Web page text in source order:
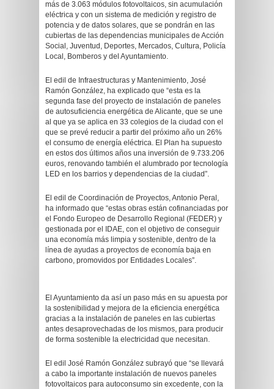
más de 3.063 módulos fotovoltaicos, sin acumulación
eléctrica y con un sistema de medición y registro de
potencia y de datos solares, que se pondrán en las
cubiertas de las dependencias municipales de Acción
Social, Juventud, Deportes, Mercados, Cultura, Policía
Local, Bomberos y del Ayuntamiento.
El edil de Infraestructuras y Mantenimiento, José
Ramón González, ha explicado que “esta es la
segunda fase del proyecto de instalación de paneles
de autosuficiencia energética de Alicante, que se une
al que ya se aplica en 33 colegios de la ciudad con el
que se prevé reducir a partir del próximo año un 26%
el consumo de energía eléctrica. El Plan ha supuesto
en estos dos últimos años una inversión de 9.733.206
euros, renovando también el alumbrado por tecnología
LED en los barrios y dependencias de la ciudad”.
El edil de Coordinación de Proyectos, Antonio Peral,
ha informado que “estas obras están cofinanciadas por
el Fondo Europeo de Desarrollo Regional (FEDER) y
gestionada por el IDAE, con el objetivo de conseguir
una economía más limpia y sostenible, dentro de la
línea de ayudas a proyectos de economía baja en
carbono, promovidos por Entidades Locales”.
El Ayuntamiento da así un paso más en su apuesta por
la sostenibilidad y mejora de la eficiencia energética
gracias a la instalación de paneles en las cubiertas
antes desaprovechadas de los mismos, para producir
de forma sostenible la electricidad que necesitan.
El edil José Ramón González subrayó que “se llevará
a cabo la importante instalación de nuevos paneles
fotovoltaicos para autoconsumo sin excedente, con la